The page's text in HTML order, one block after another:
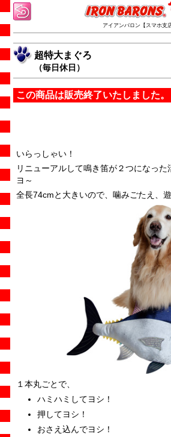
アイアンバロン【スマホ支店
超特大まぐろ
（毎日休日）
この商品は販売終了いたしました。
いらっしゃい！
リニューアルして鳴き笛が２つになっ
ヨ～
全長74cmと大きいので、噛みごたえ、
１本丸ごとで、
ハミハミしてヨシ！
押してヨシ！
おさえ込んでヨシ！